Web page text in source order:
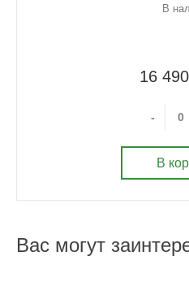
В
16
-
В
Вас могут